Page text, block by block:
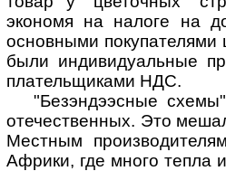
экономя на налоге на
основными покупателями
были индивидуальные
плательщиками НДС.
"Безэндээсные
отечественных. Это
Местным
Африки, где много тепла